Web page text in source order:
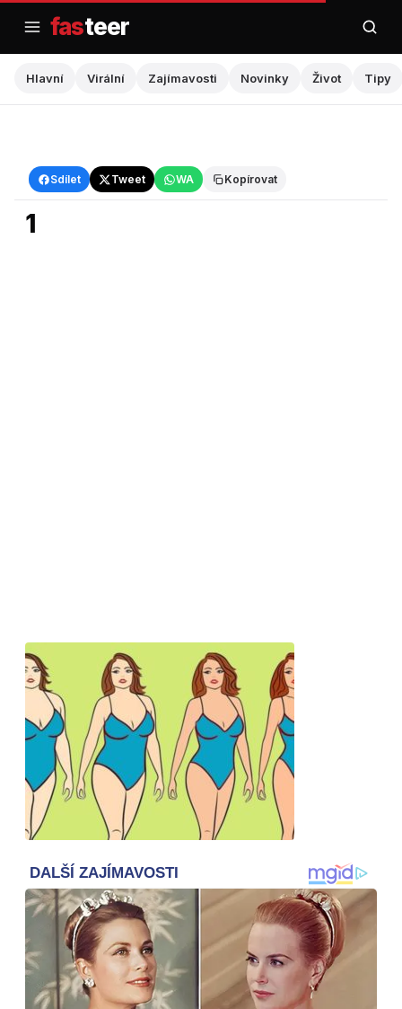
obsah
fasteer
Hlavní Virální Zajímavosti Novinky Život Tipy
Sdílet Tweet WA Kopírovat
Hlavní
1